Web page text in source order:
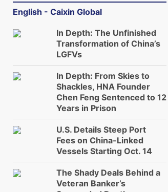
English - Caixin Global
In Depth: The Unfinished
Transformation of China’s
LGFVs
In Depth: From Skies to
Shackles, HNA Founder
Chen Feng Sentenced to 12
Years in Prison
U.S. Details Steep Port
Fees on China-Linked
Vessels Starting Oct. 14
The Shady Deals Behind a
Veteran Banker’s